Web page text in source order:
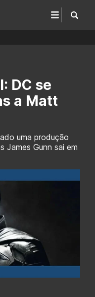
DC se
a Matt
uma produção
James Gunn sai em